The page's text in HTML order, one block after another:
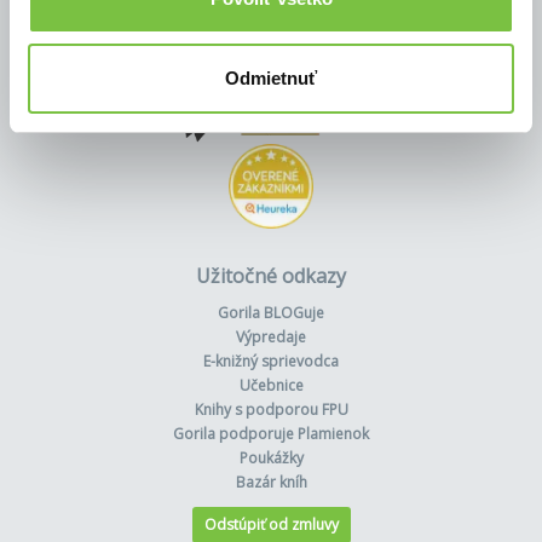
Odmietnuť
Užitočné odkazy
Gorila BLOGuje
Výpredaje
E-knižný sprievodca
Učebnice
Knihy s podporou FPU
Gorila podporuje Plamienok
Poukážky
Bazár kníh
Odstúpiť od zmluvy